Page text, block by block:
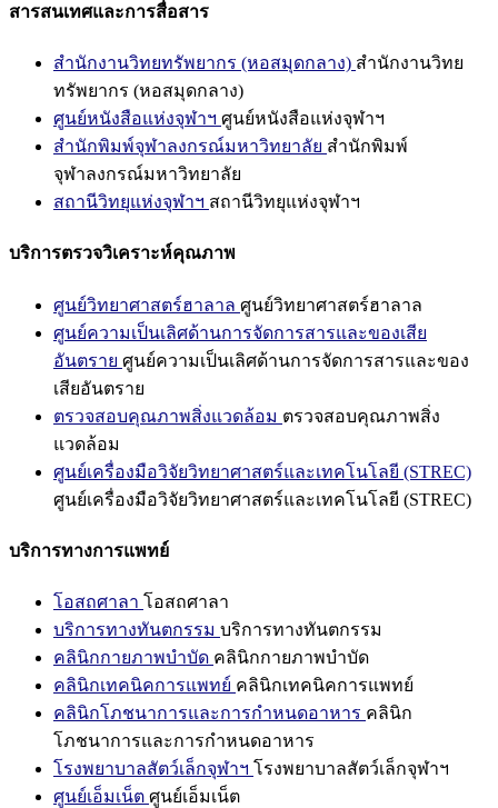
สารสนเทศและการสื่อสาร
สำนักงานวิทยทรัพยากร (หอสมุดกลาง) สำนักงานวิทย
ทรัพยากร (หอสมุดกลาง)
ศูนย์หนังสือแห่งจุฬาฯ ศูนย์หนังสือแห่งจุฬาฯ
สำนักพิมพ์จุฬาลงกรณ์มหาวิทยาลัย สำนักพิมพ์
จุฬาลงกรณ์มหาวิทยาลัย
สถานีวิทยุแห่งจุฬาฯ สถานีวิทยุแห่งจุฬาฯ
บริการตรวจวิเคราะห์คุณภาพ
ศูนย์วิทยาศาสตร์ฮาลาล ศูนย์วิทยาศาสตร์ฮาลาล
ศูนย์ความเป็นเลิศด้านการจัดการสารและของเสีย
อันตราย ศูนย์ความเป็นเลิศด้านการจัดการสารและของ
เสียอันตราย
ตรวจสอบคุณภาพสิ่งแวดล้อม ตรวจสอบคุณภาพสิ่ง
แวดล้อม
ศูนย์เครื่องมือวิจัยวิทยาศาสตร์และเทคโนโลยี (STREC)
ศูนย์เครื่องมือวิจัยวิทยาศาสตร์และเทคโนโลยี (STREC)
บริการทางการแพทย์
โอสถศาลา โอสถศาลา
บริการทางทันตกรรม บริการทางทันตกรรม
คลินิกกายภาพบำบัด คลินิกกายภาพบำบัด
คลินิกเทคนิคการแพทย์ คลินิกเทคนิคการแพทย์
คลินิกโภชนาการและการกำหนดอาหาร คลินิก
โภชนาการและการกำหนดอาหาร
โรงพยาบาลสัตว์เล็กจุฬาฯ โรงพยาบาลสัตว์เล็กจุฬาฯ
ศูนย์เอ็มเน็ต ศูนย์เอ็มเน็ต